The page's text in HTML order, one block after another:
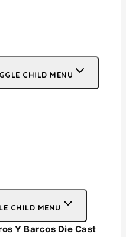
CHILD MENU
CHILD MENU
Y Barcos Die Cast